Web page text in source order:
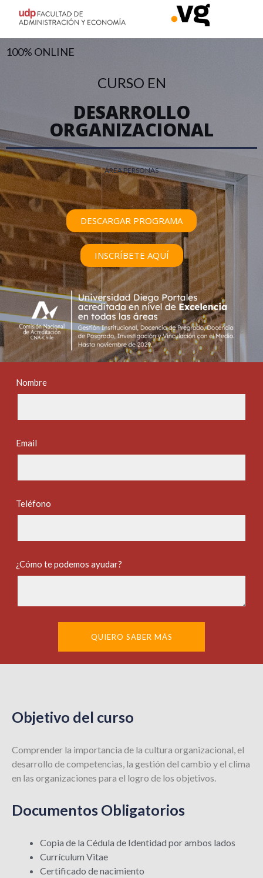
100% ONLINE
CURSO EN
DESARROLLO
ORGANIZACIONAL
ÁREA PERSONAS
DESCARGAR PROGRAMA
INSCRÍBETE AQUÍ
Nombre
Email
Teléfono
¿Cómo te podemos ayudar?
QUIERO SABER MÁS
Objetivo del curso
Comprender la importancia de la cultura organizacional, el
desarrollo de competencias, la gestión del cambio y el clima
en las organizaciones para el logro de los objetivos.
Documentos Obligatorios
Copia de la Cédula de Identidad por ambos lados
Currículum Vitae
Certificado de nacimiento